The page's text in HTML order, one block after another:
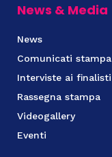
News & Media
News
Comunicati stampa
Interviste ai finalisti
Rassegna stampa
Videogallery
Eventi